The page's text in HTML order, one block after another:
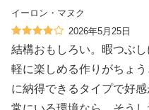
イーロン・マヌク
2026年5月25日
結構おもしろい。暇つぶ
軽に楽しめる作りがちょ
に納得できるタイプで好